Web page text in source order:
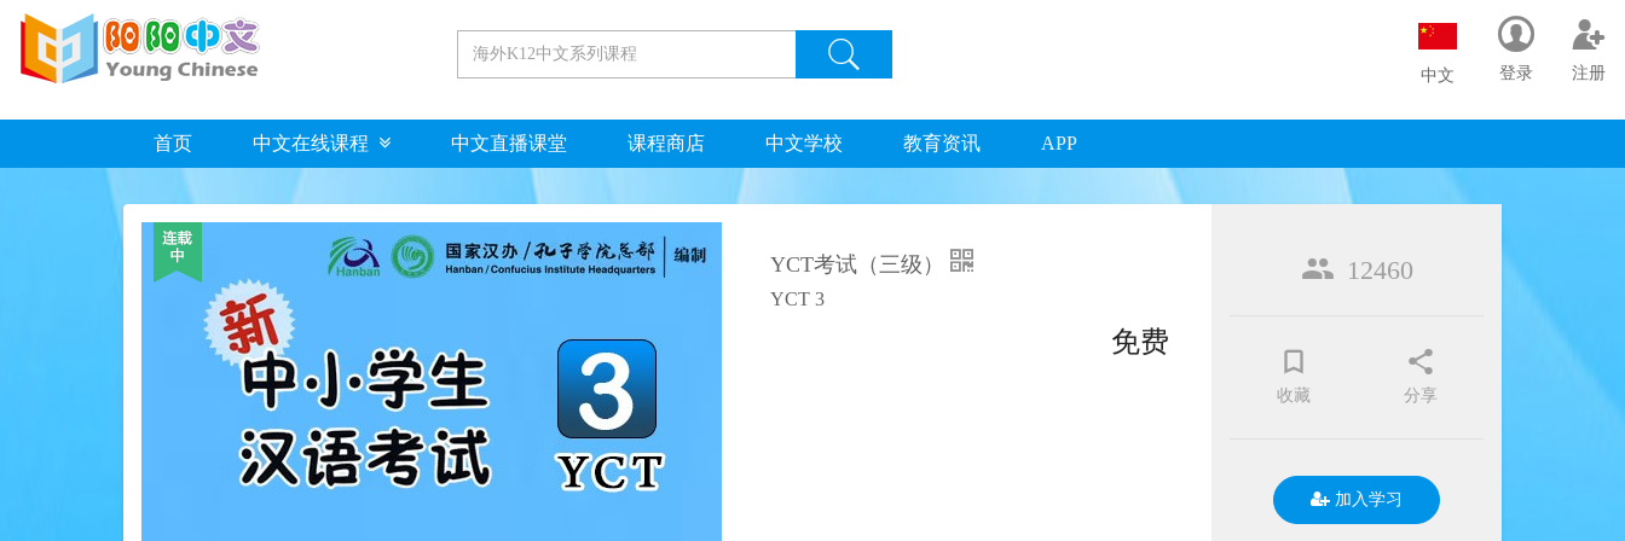
中文 登录 注册
首页 中文在线课程 中文直播课堂 课程商店 中文学校 教育资讯 APP
YCT考试（三级）
YCT 3
免费
12460
收藏 分享
加入学习